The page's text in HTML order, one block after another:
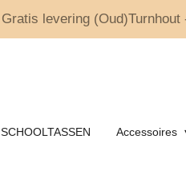
Gratis levering
SCHOOLTASSEN Accessoires